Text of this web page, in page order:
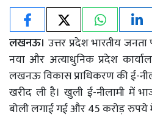
लखनऊ। उत्तर प्रदेश भारतीय
नया और अत्याधुनिक प्रदेश
लखनऊ विकास प्राधिकरण की ई-
खरीद ली है। खुली ई-नीलामी में
बोली लगाई गई और 45 करोड़ रुपये